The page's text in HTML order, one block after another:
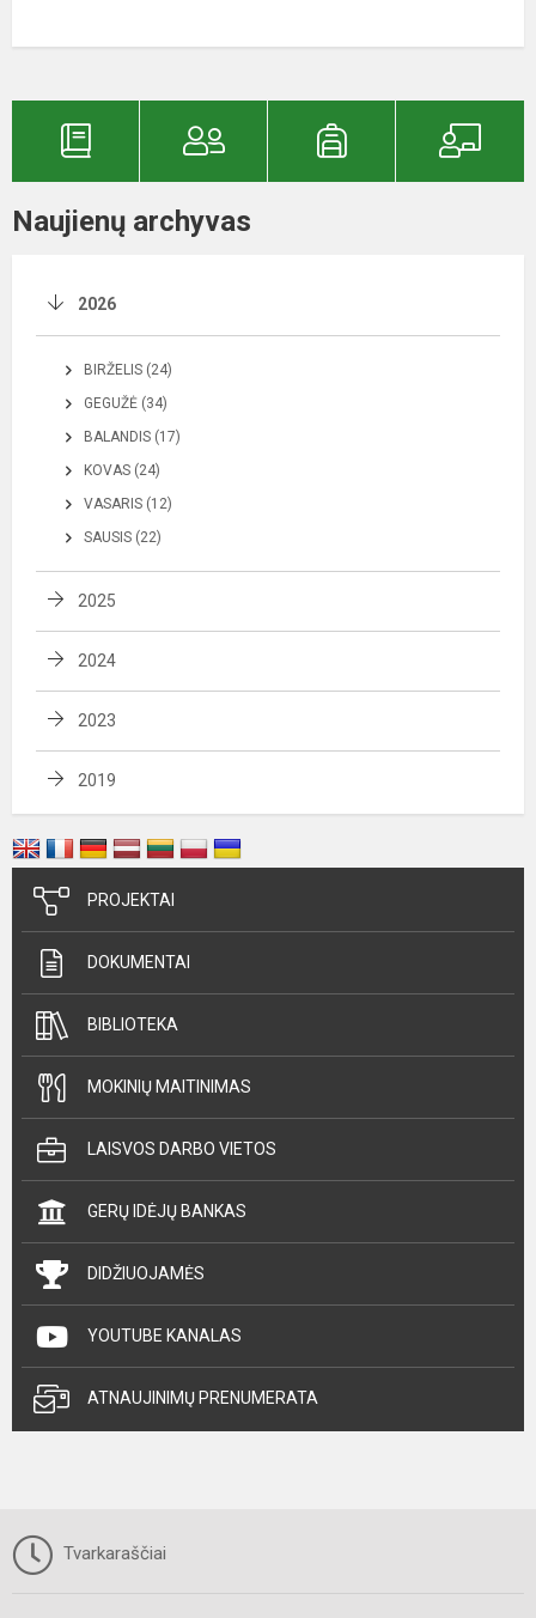
Naujienų archyvas
2026
BIRŽELIS (24)
GEGUŽĖ (34)
BALANDIS (17)
KOVAS (24)
VASARIS (12)
SAUSIS (22)
2025
2024
2023
2019
PROJEKTAI
DOKUMENTAI
BIBLIOTEKA
MOKINIŲ MAITINIMAS
LAISVOS DARBO VIETOS
GERŲ IDĖJŲ BANKAS
DIDŽIUOJAMĖS
YOUTUBE KANALAS
ATNAUJINIMŲ PRENUMERATA
Tvarkaraščiai